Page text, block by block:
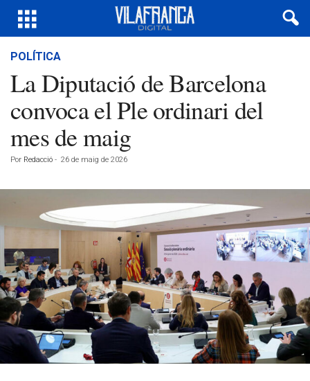
POLÍTICA
La Diputació de Barcelona
convoca el Ple ordinari del
mes de maig
Por Redacció - 26 de maig de 2026